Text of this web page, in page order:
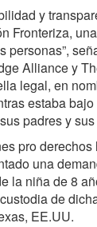
y
Fronteriza,
personas”,
Alliance y
legal, en
estaba
padres y
pro
una
la niña de 8
de
EE.UU.